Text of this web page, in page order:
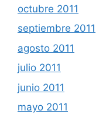
octubre 2011
septiembre 2011
agosto 2011
julio 2011
junio 2011
mayo 2011